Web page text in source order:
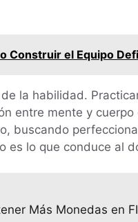
Construir el Equipo
la habilidad.
entre mente y
buscando
es lo que conduce al
Más Monedas en